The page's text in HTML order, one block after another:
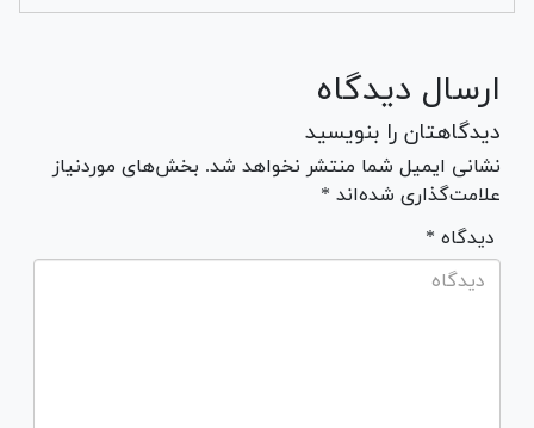
ارسال دیدگاه
دیدگاهتان را بنویسید
نشانی ایمیل شما منتشر نخواهد شد. بخش‌های موردنیاز
علامت‌گذاری شده‌اند *
* دیدگاه